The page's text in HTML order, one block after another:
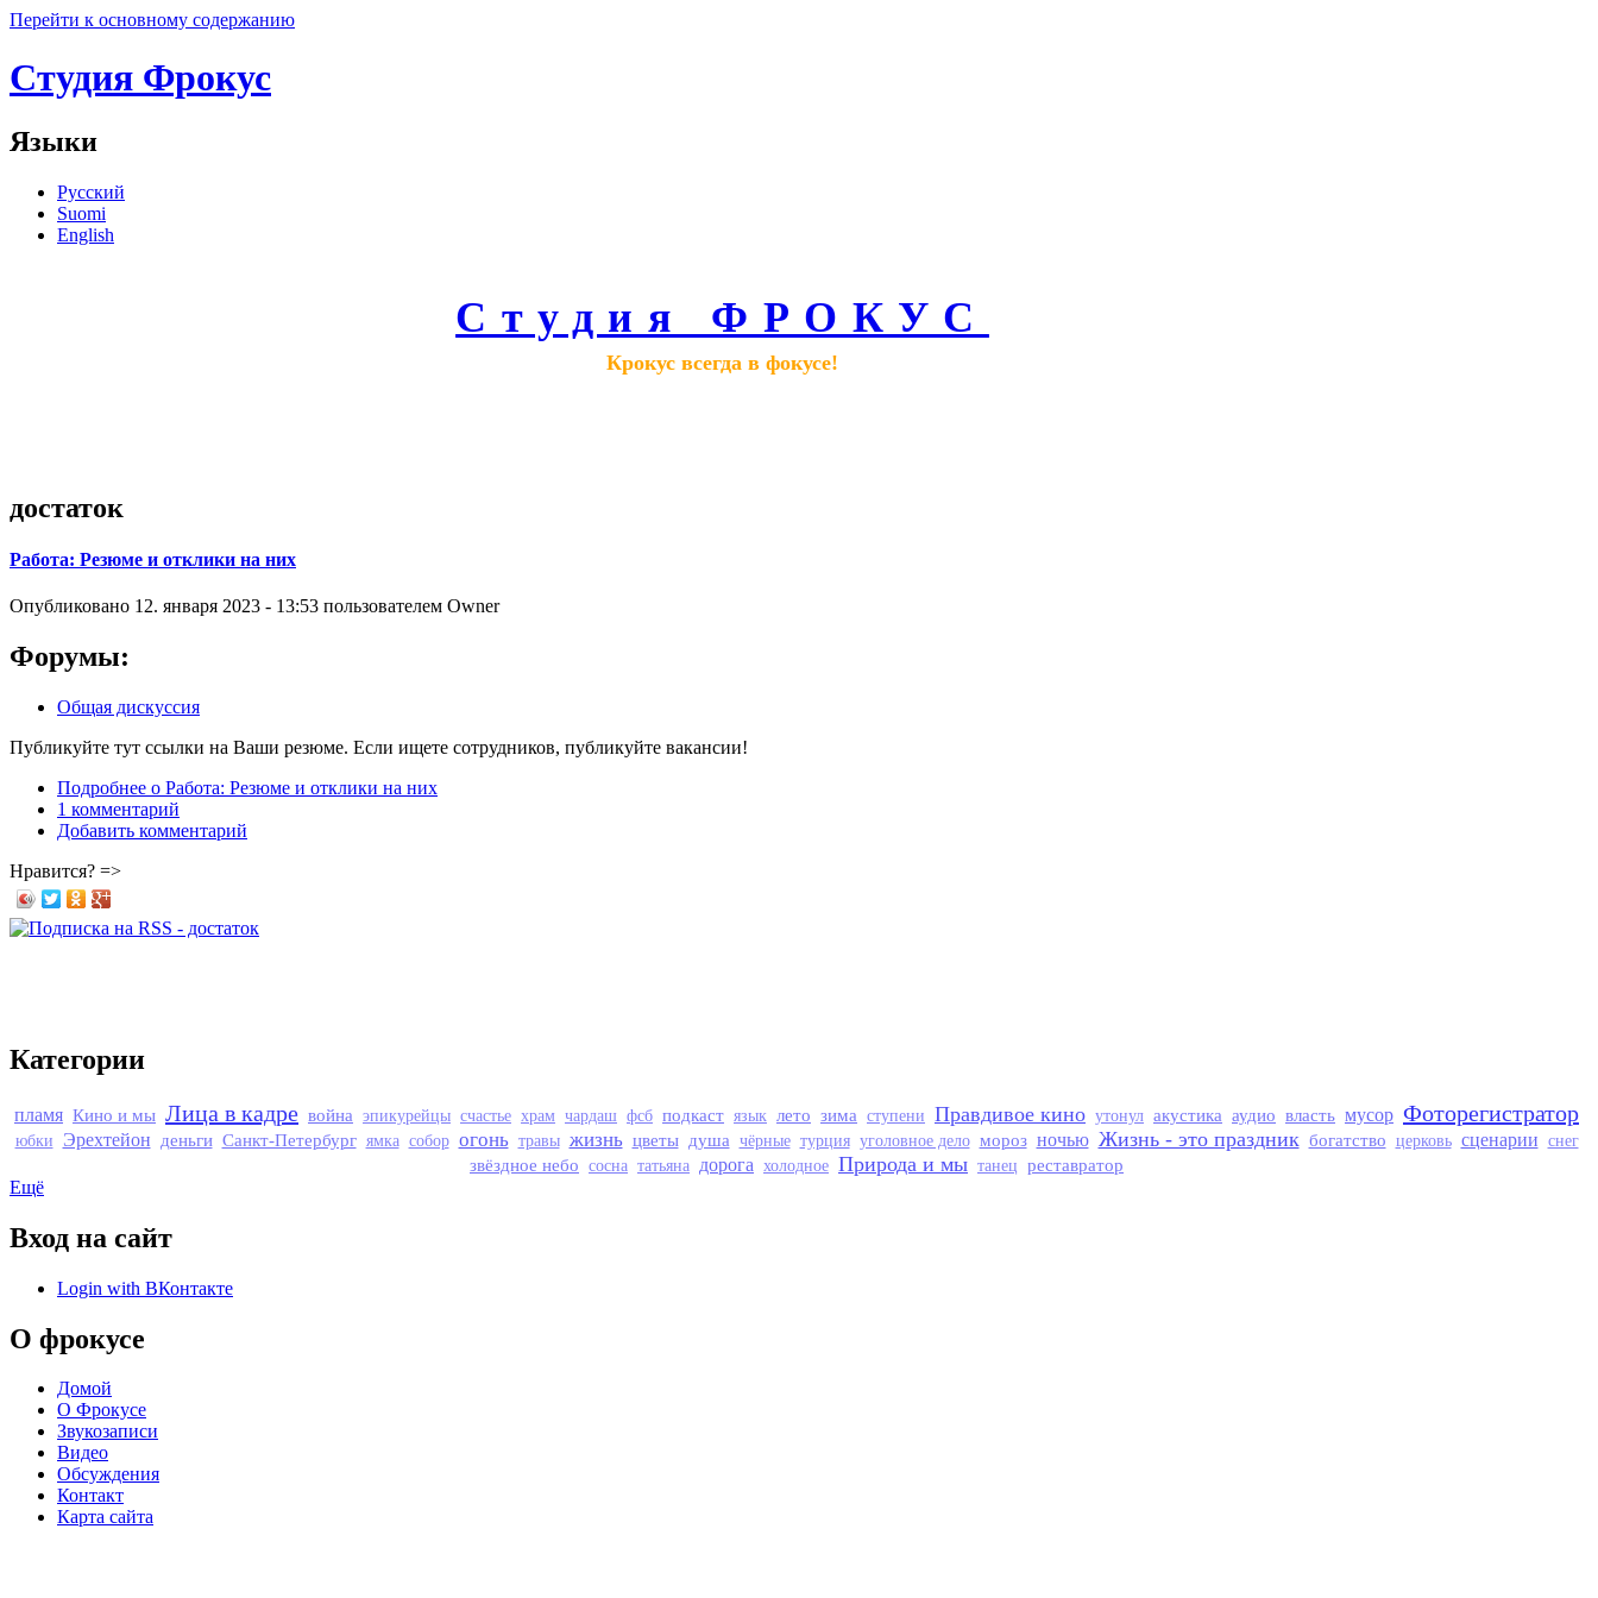
Перейти к основному содержанию
Студия Фрокус
Языки
Русский
Suomi
English
Студия ФРОКУС
Крокус всегда в фокусе!
достаток
Работа: Резюме и отклики на них
Опубликовано 12. января 2023 - 13:53 пользователем Owner
Форумы:
Общая дискуссия
Публикуйте тут ссылки на Ваши резюме. Если ищете сотрудников, публикуйте вакансии!
Подробнее о Работа: Резюме и отклики на них
1 комментарий
Добавить комментарий
Нравится? =>
Категории
пламя Кино и мы Лица в кадре война эпикурейцы счастье храм чардаш фсб подкаст язык лето зима ступени Правдивое кино утонул акустика аудио власть мусор Фоторегистратор
юбки Эрехтейон деньги Санкт-Петербург ямка собор огонь травы жизнь цветы душа чёрные турция уголовное дело мороз ночью Жизнь - это праздник богатство церковь сценарии снег
звёздное небо сосна татьяна дорога холодное Природа и мы танец реставратор
Ещё
Вход на сайт
Login with ВКонтакте
О фрокусе
Домой
О Фрокусе
Звукозаписи
Видео
Обсуждения
Контакт
Карта сайта